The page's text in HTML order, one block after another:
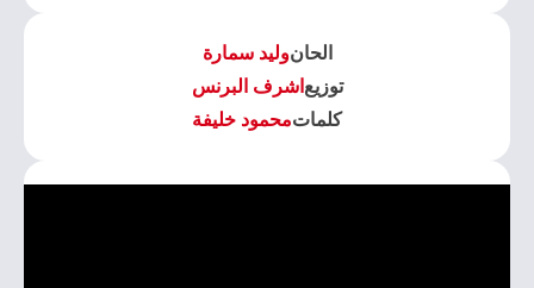
الحانوليد سمارة
توزيع اشرف البرنس
كلماتمحمود خليفة